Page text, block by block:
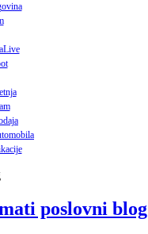
poslovni blog